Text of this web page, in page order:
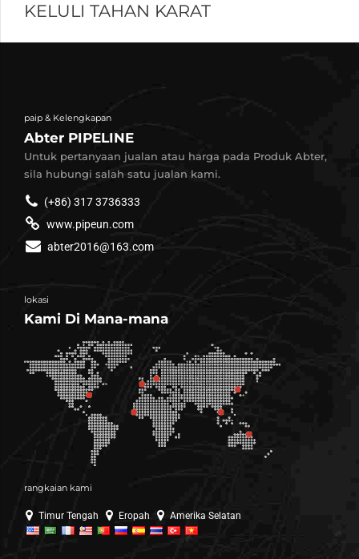
KELULI TAHAN KARAT
paip & Kelengkapan
Abter PIPELINE
Untuk pertanyaan jualan atau harga pada Produk Abter,
sila hubungi salah satu jualan kami.
(+86) 317 3736333
www.pipeun.com
abter2016@163.com
lokasi
Kami Di Mana-mana
rangkaian kami
Timur Tengah Eropah Amerika Selatan